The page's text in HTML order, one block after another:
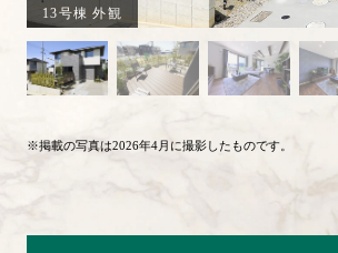
13号棟 外観
※掲載の写真は2026年4月に撮影したものです。